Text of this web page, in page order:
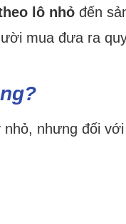
lô nhỏđến
mua đưa ra
nhưng đối